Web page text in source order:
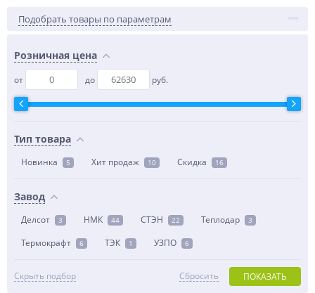
Подобрать товары по параметрам
Розничная цена
от до руб.
Тип товара
Новинка 5 Хит продаж 10 Скидка 16
Завод
Делсот 3 НМК 44 СТЭН 22 Теплодар 3
Термокрафт 6 ТЭК 1 УЗПО 6
Скрыть подбор ПОКАЗАТЬ
Сбросить